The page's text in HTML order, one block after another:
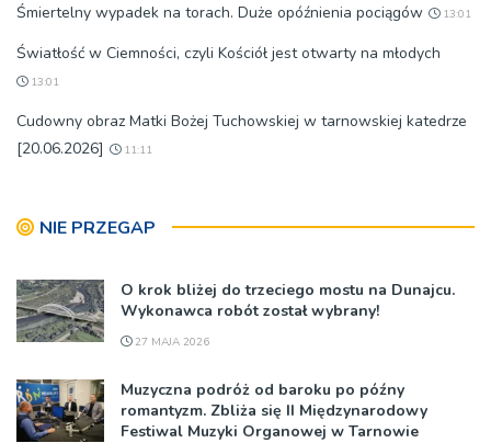
Śmiertelny wypadek na torach. Duże opóźnienia pociągów 13:01
Światłość w Ciemności, czyli Kościół jest otwarty na młodych
13:01
Cudowny obraz Matki Bożej Tuchowskiej w tarnowskiej katedrze
[20.06.2026]
11:11
NIE PRZEGAP
O krok bliżej do trzeciego mostu na Dunajcu.
Wykonawca robót został wybrany!
27 MAJA 2026
Muzyczna podróż od baroku po późny
romantyzm. Zbliża się II Międzynarodowy
Festiwal Muzyki Organowej w Tarnowie